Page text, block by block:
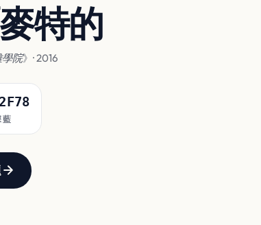
特的
院》· 2016
藍